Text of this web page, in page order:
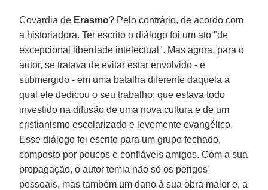
Covardia de Erasmo? Pelo contrário, de acordo com
a historiadora. Ter escrito o diálogo foi um ato "de
excepcional liberdade intelectual". Mas agora, para o
autor, se tratava de evitar estar envolvido - e
submergido - em uma batalha diferente daquela a
qual ele dedicou o seu trabalho: que estava todo
investido na difusão de uma nova cultura e de um
cristianismo escolarizado e levemente evangélico.
Esse diálogo foi escrito para um grupo fechado,
composto por poucos e confiáveis amigos. Com a sua
propagação, o autor temia não só os perigos
pessoais, mas também um dano à sua obra maior e, a